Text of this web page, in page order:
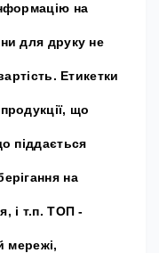
на
для друку не
Етикетки
що
піддається
на
і т.п.ТОП -
мережі,